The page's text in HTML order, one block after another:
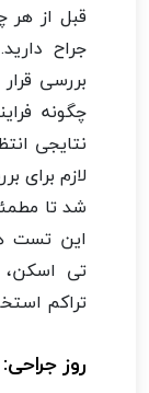
قبل از هر
جراح
بررسی
چگونه
نتایجی
لازم
شد تا
این تست
تی
تراکم
روز